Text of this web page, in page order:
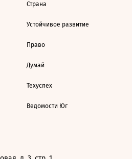
Страна
Устойчивое развитие
Право
Думай
Техуспех
Ведомости Юг